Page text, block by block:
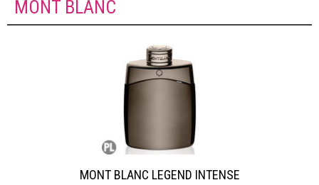
MONT BLANC
MONT BLANC LEGEND INTENSE